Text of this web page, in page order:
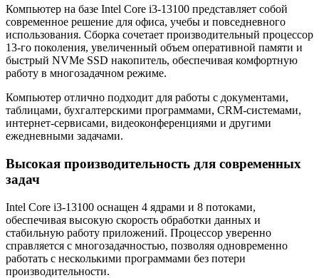
Компьютер на базе Intel Core i3-13100 представляет собой
современное решение для офиса, учебы и повседневного
использования. Сборка сочетает производительный процессор
13-го поколения, увеличенный объем оперативной памяти и
быстрый NVMe SSD накопитель, обеспечивая комфортную
работу в многозадачном режиме.
Компьютер отлично подходит для работы с документами,
таблицами, бухгалтерскими программами, CRM-системами,
интернет-сервисами, видеоконференциями и другими
ежедневными задачами.
Высокая производительность для современных
задач
Intel Core i3-13100 оснащен 4 ядрами и 8 потоками,
обеспечивая высокую скорость обработки данных и
стабильную работу приложений. Процессор уверенно
справляется с многозадачностью, позволяя одновременно
работать с несколькими программами без потери
производительности.